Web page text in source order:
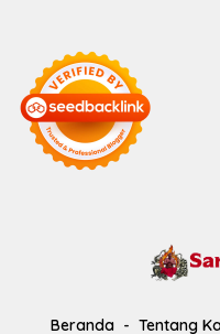
Beranda Tentang